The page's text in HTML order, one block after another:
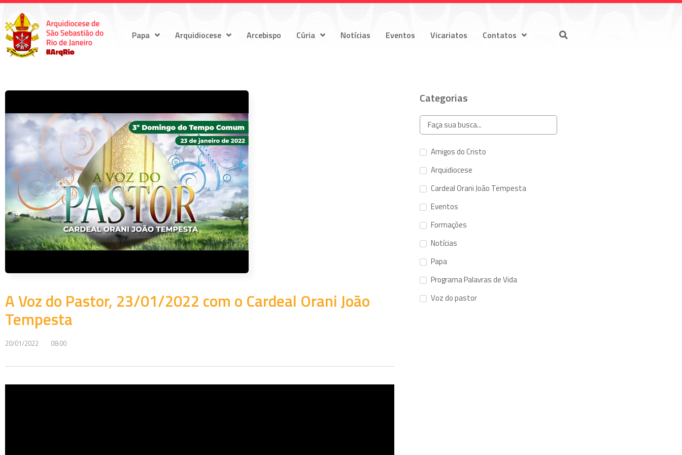
Papa Arquidiocese Arcebispo Cúria Notícias Eventos Vicariatos Contatos
A Voz do Pastor, 23/01/2022 com o Cardeal Orani João
Tempesta
20/01/2022 08:00
Categorias
Amigos do Cristo
Arquidiocese
Cardeal Orani João Tempesta
Eventos
Formações
Notícias
Papa
Programa Palavras de Vida
Voz do pastor